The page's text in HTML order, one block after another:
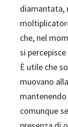
diamantata,
che, nel
si
È utile che
muovano
comunque